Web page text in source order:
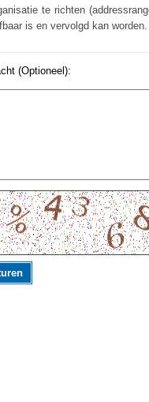
te richten
is en vervolgd kan
(Optioneel):